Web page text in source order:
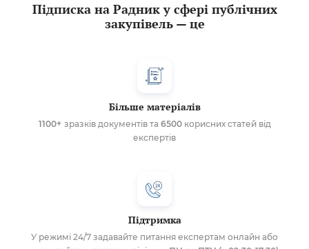
Підписка на Радник у сфері публічних
закупівель — це
Більше матеріалів
1100+ зразків документів та 6500корисних статей від
експертів
Підтримка
У режимі 24/7 задавайте питання експертам онлайн або